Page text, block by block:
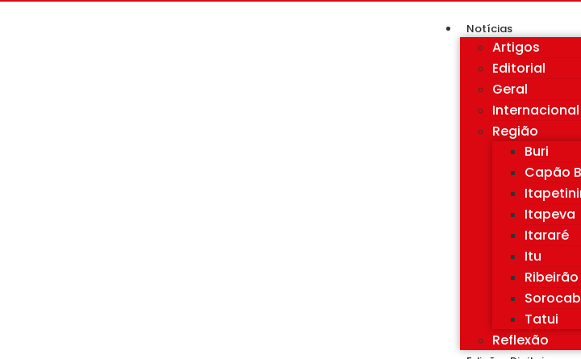
Notícias
Artigos
Editorial
Geral
Internacional
Região
Buri
Capão
Itapeva
Itararé
Itu
Tatui
Reflexão